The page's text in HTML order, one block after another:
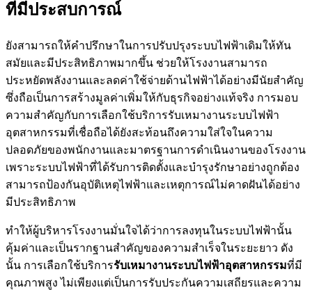
ที่มีประสบการณ์
ยังสามารถให้คำปรึกษาในการปรับปรุงระบบไฟฟ้าเดิมให้ทัน
สมัยและมีประสิทธิภาพมากขึ้น ช่วยให้โรงงานสามารถ
ประหยัดพลังงานและลดค่าใช้จ่ายด้านไฟฟ้าได้อย่างมีนัยสำคัญ
ซึ่งถือเป็นการสร้างมูลค่าเพิ่มให้กับธุรกิจอย่างแท้จริง การมอบ
ความสำคัญกับการเลือกใช้บริการรับเหมางานระบบไฟฟ้า
อุตสาหกรรมที่เชื่อถือได้ยังสะท้อนถึงความใส่ใจในความ
ปลอดภัยของพนักงานและมาตรฐานการดำเนินงานของโรงงาน
เพราะระบบไฟฟ้าที่ได้รับการติดตั้งและบำรุงรักษาอย่างถูกต้อง
สามารถป้องกันอุบัติเหตุไฟฟ้าและเหตุการณ์ไม่คาดฝันได้อย่าง
มีประสิทธิภาพ
ทำให้ผู้บริหารโรงงานมั่นใจได้ว่าการลงทุนในระบบไฟฟ้านั้น
คุ้มค่าและเป็นรากฐานสำคัญของความสำเร็จในระยะยาว ดัง
นั้น การเลือกใช้บริการรับเหมางานระบบไฟฟ้าอุตสาหกรรมที่มี
คุณภาพสูง ไม่เพียงแต่เป็นการรับประกันความเสถียรและความ